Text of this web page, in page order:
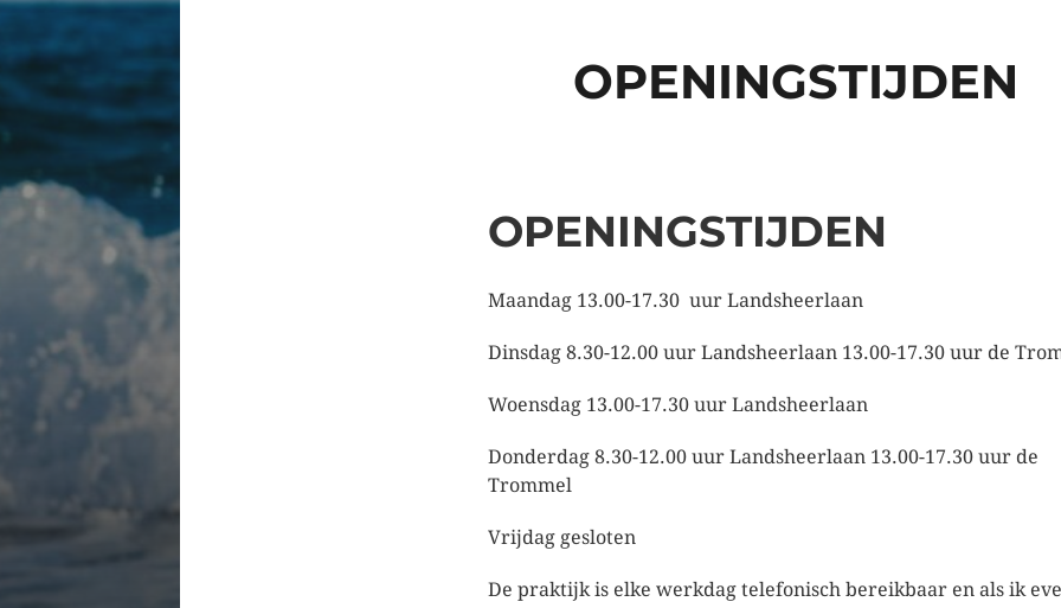
OPENINGSTIJDEN
OPENINGSTIJDEN
Maandag 13.00-17.30 uur Landsheerlaan
Dinsdag 8.30-12.00 uur Landsheerlaan 13.00-17.30 uur de
Woensdag 13.00-17.30 uur Landsheerlaan
Donderdag 8.30-12.00 uur Landsheerlaan 13.00-17.30 uur de
Trommel
Vrijdag gesloten
De praktijk is elke werkdag telefonisch bereikbaar en als ik